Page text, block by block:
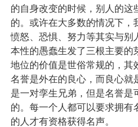
的自身改变的时候，别人的这
的。或许在大多数的情况下，
愤怒、恐惧、努力等其实与别
本性的愚蠢生发了三根主要的
地位的价值是世俗常规的，其
名誉是外在的良心，而良心就
是一对孪生兄弟，但是名誉是
的。每一个人都可以要求拥有
的人才有资格获得名声。